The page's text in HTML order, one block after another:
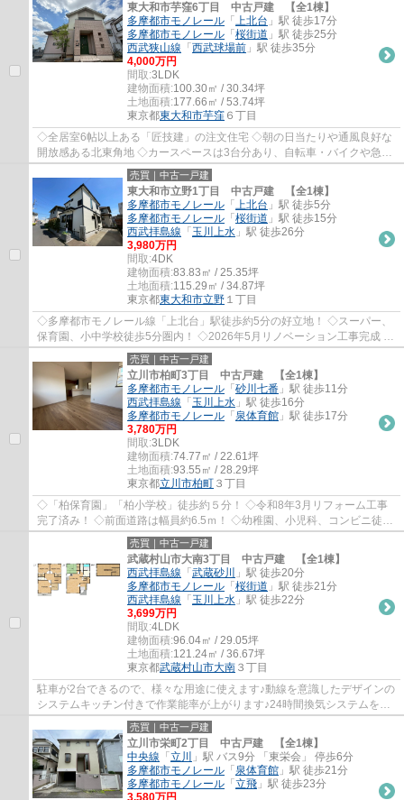
東大和市芋窪6丁目 中古戸建 【全1棟】
多摩都市モノレール 「 上北台 」駅 徒歩17分
多摩都市モノレール 「 桜街道 」駅 徒歩25分
西武狭山線 「 西武球場前 」駅 徒歩35分
4,000万円
間取:3LDK
建物面積:100.30㎡ / 30.34坪
土地面積:177.66㎡ / 53.74坪
東京都東大和市芋窪 ６丁目
◇全居室6帖以上ある「匠技建」の注文住宅 ◇朝の日当たりや通風良好な
開放感ある北東角地 ◇カースペースは3台分あり、自転車・バイクや急な
来客にも対応できます ◇大型ウォークインクロ...
売買｜中古一戸建
東大和市立野1丁目 中古戸建 【全1棟】
多摩都市モノレール 「 上北台 」駅 徒歩5分
多摩都市モノレール 「 桜街道 」駅 徒歩15分
西武拝島線 「 玉川上水 」駅 徒歩26分
3,980万円
間取:4DK
建物面積:83.83㎡ / 25.35坪
土地面積:115.29㎡ / 34.87坪
東京都東大和市立野 １丁目
◇多摩都市モノレール線「上北台」駅徒歩約5分の好立地！ ◇スーパー、
保育園、小中学校徒歩5分圏内！ ◇2026年5月リノベーション工事完成 ◇
南面バルコニーにつき陽当り良好
売買｜中古一戸建
立川市柏町3丁目 中古戸建 【全1棟】
多摩都市モノレール 「 砂川七番 」駅 徒歩11分
西武拝島線 「 玉川上水 」駅 徒歩16分
多摩都市モノレール 「 泉体育館 」駅 徒歩17分
3,780万円
間取:3LDK
建物面積:74.77㎡ / 22.61坪
土地面積:93.55㎡ / 28.29坪
東京都立川市柏町 ３丁目
◇「柏保育園」「柏小学校」徒歩約５分！ ◇令和8年3月リフォーム工事
完了済み！ ◇前面道路は幅員約6.5ｍ！ ◇幼稚園、小児科、コンビニ徒歩
5分圏内♪ ◇多摩都市モノレール線「砂川七番」...
売買｜中古一戸建
武蔵村山市大南3丁目 中古戸建 【全1棟】
西武拝島線 「 武蔵砂川
」駅 徒歩20分
多摩都市モノレール 「 桜街道 」駅 徒歩21分
西武拝島線 「 玉川上水 」駅 徒歩22分
3,699万円
間取:4LDK
建物面積:96.04㎡ / 29.05坪
土地面積:121.24㎡ / 36.67坪
東京都武蔵村山市大南 ３丁目
駐車が2台できるので、様々な用途に使えます♪動線を意識したデザインの
システムキッチン付きで作業能率が上がります♪24時間換気システムを利
用可能です♪来客時に重宝する和室あり♪ユタ...
売買｜中古一戸建
立川市栄町2丁目 中古戸建 【全1棟】
中央線 「 立川
」駅 バス9分 「東栄会」 停歩6分
多摩都市モノレール 「 泉体育館 」駅 徒歩21分
多摩都市モノレール 「 立飛 」駅 徒歩23分